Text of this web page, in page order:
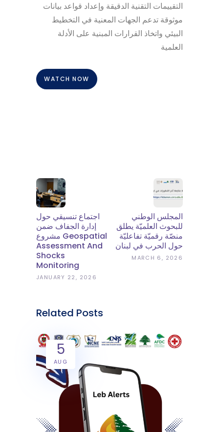
التقييمات التقنية الدقيقة وإعداد قواعد بيانات
موثوقة تدعم الجهات المعنية في التخطيط
البيئي واتخاذ القرارات المبنية على الأدلة
العلمية
WATCH NOW
اجتماع تنسيقي حول
إدارة الجفاف ضمن
مشروع Geospatial
Assessment And
Shocks
Monitoring
JANUARY 22, 2026
المجلس الوطني
للبحوث العلميّة يطلق
منصّة رقميّة تفاعليّة
حول الحرب في لبنان
MARCH 6, 2026
Related Posts
5
AUG